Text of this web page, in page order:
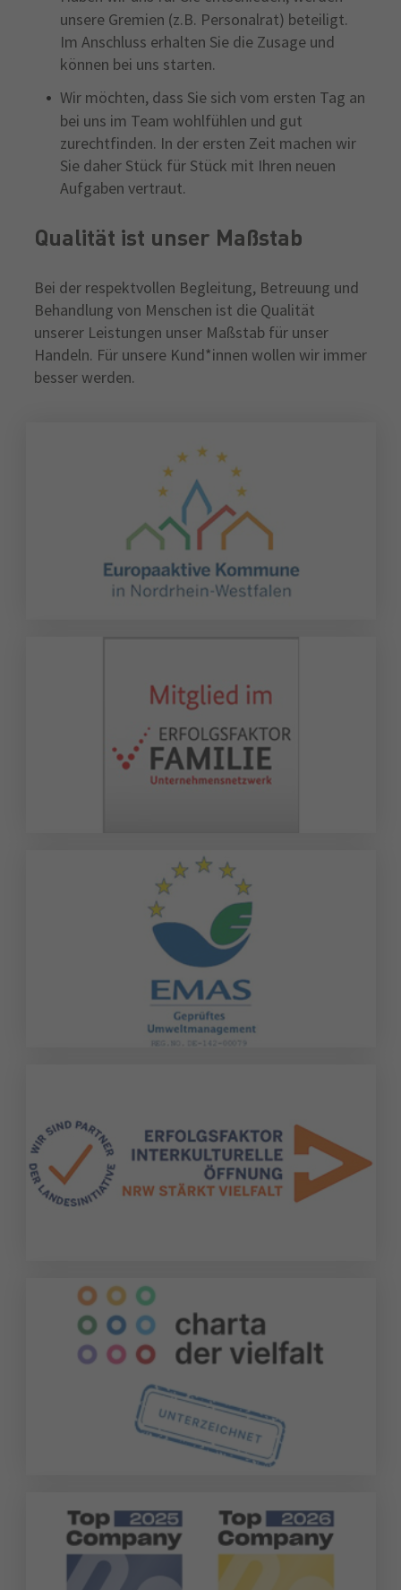
unsere Gremien (z.B. Personalrat) beteiligt.
Im Anschluss erhalten Sie die Zusage und
können bei uns starten.
Wir möchten, dass Sie sich vom ersten Tag an
bei uns im Team wohlfühlen und gut
zurechtfinden. In der ersten Zeit machen wir
Sie daher Stück für Stück mit Ihren neuen
Aufgaben vertraut.
Qualität ist unser Maßstab
Bei der respektvollen Begleitung, Betreuung und
Behandlung von Menschen ist die Qualität
unserer Leistungen unser Maßstab für unser
Handeln. Für unsere Kund*innen wollen wir immer
besser werden.